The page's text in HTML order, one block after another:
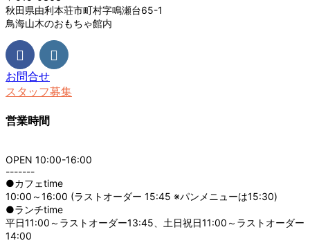
秋田県由利本荘市町村字鳴瀬台65-1
鳥海山木のおもちゃ館内
お問合せ
スタッフ募集
営業時間
OPEN 10:00-16:00
-------
●カフェtime
10:00～16:00 (ラストオーダー 15:45 ※パンメニューは15:30)
●ランチtime
平日11:00～ラストオーダー13:45、土日祝日11:00～ラストオーダー
14:00